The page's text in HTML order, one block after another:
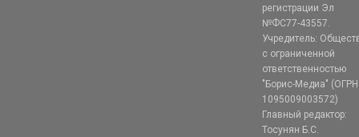
регистрации Эл
№ФС77-43557.
Учредитель:
с ограниченной
ответственностью
"Борис-Медиа" (ОГРН
1095009003572)
Главный редактор:
Тосунян Б.С.